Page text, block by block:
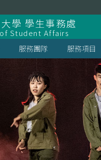
學 學生事務處
Student Affairs
服務團隊 服務項目